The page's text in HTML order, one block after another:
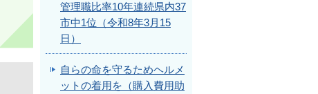
管理職比率10年連続県内37
市中1位（令和8年3月15
日）
自らの命を守るためヘルメ
ットの着用を（購入費用助